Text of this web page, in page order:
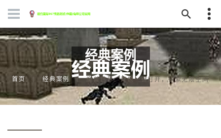
经典案例
首页 经典案例 魔兽世界：背包一键打开，探索无限空间